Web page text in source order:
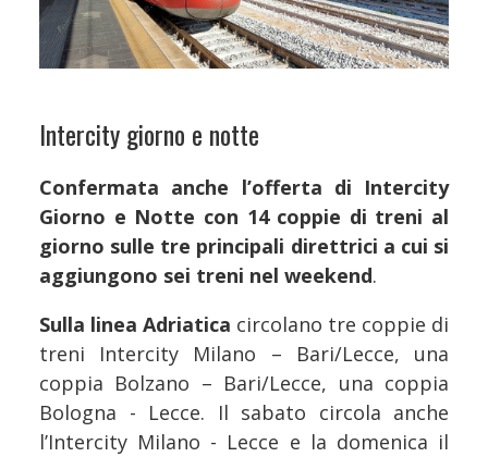
Intercity giorno e notte
Confermata anche l’offerta di Intercity
Giorno e Notte con 14 coppie di treni al
giorno sulle tre principali direttrici a cui si
aggiungono sei treni nel weekend.
Sulla linea Adriatica circolano tre coppie di
treni Intercity Milano – Bari/Lecce, una
coppia Bolzano – Bari/Lecce, una coppia
Bologna - Lecce. Il sabato circola anche
l’Intercity Milano - Lecce e la domenica il